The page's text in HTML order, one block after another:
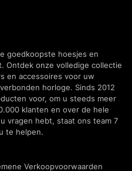
goedkoopste hoesjes en
Ontdek onze volledige collectie
en accessoires voor uw
horloge. Sinds 2012
voor, om u steeds meer
klanten en over de hele
vragen hebt, staat ons team 7
te helpen.
Verkoopvoorwaarden